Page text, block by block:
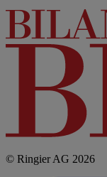
© Ringier AG 2026